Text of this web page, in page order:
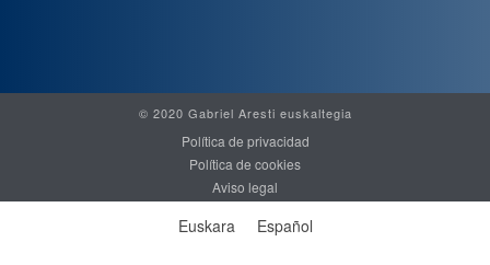
© 2020 Gabriel Aresti euskaltegia
Política de privacidad
Política de cookies
Aviso legal
Euskara Español